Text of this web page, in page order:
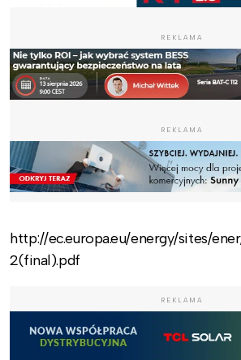
REKLAMA
REKLAMA
http://ec.europa.eu/energy/sites/
2(final).pdf
REKLAMA